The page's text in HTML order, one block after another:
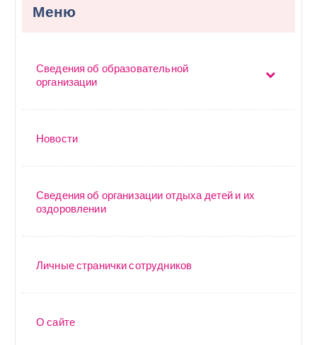
Меню
Сведения об образовательной
организации
Новости
Сведения об организации отдыха детей и их
оздоровлении
Личные странички сотрудников
О сайте